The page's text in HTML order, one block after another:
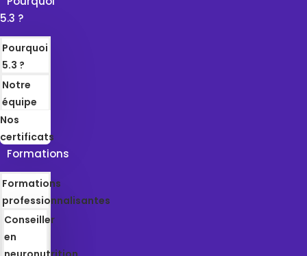
5.3 ?
Pourquoi
5.3 ?
Notre
équipe
Nos
certificats
Formations
Formations
professionnalisantes
Conseiller
en